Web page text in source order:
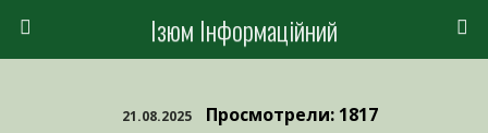
Ізюм Інформаційний
21.08.2025 Просмотрели: 1817